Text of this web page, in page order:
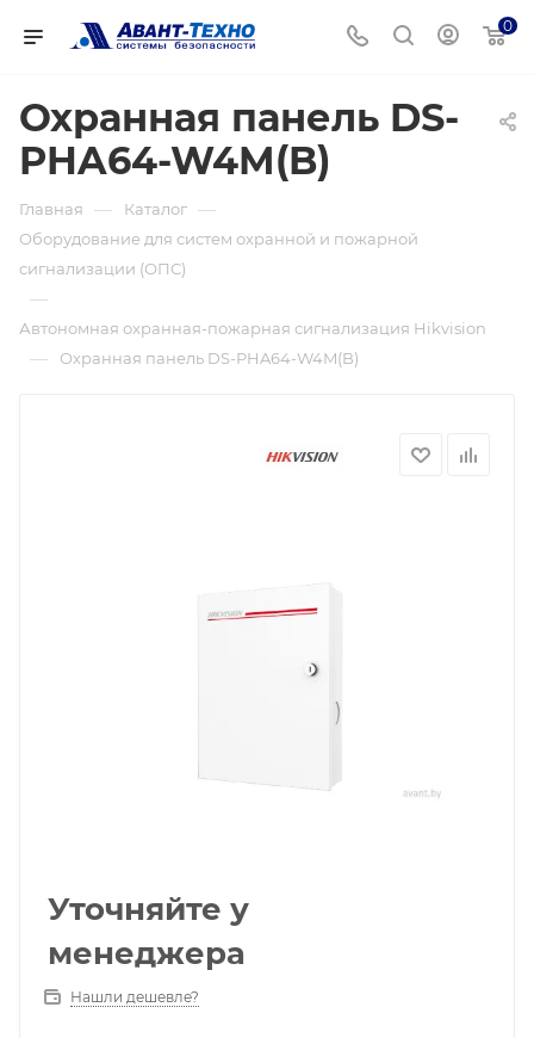
0
Охранная панель DS-
PHA64-W4M(B)
Главная — Каталог —
Оборудование для систем охранной и пожарной
сигнализации (ОПС)
—
Автономная охранная-пожарная сигнализация Hikvision
— Охранная панель DS-PHA64-W4M(B)
Уточняйте у
менеджера
Нашли дешевле?